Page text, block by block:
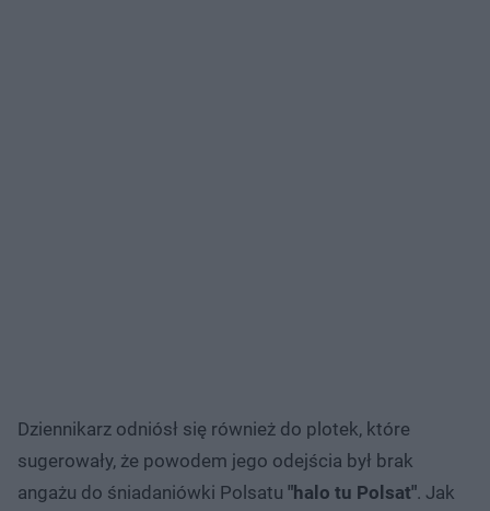
Dziennikarz odniósł się również do plotek, które
sugerowały, że powodem jego odejścia był brak
angażu do śniadaniówki Polsatu "halo tu Polsat". Jak